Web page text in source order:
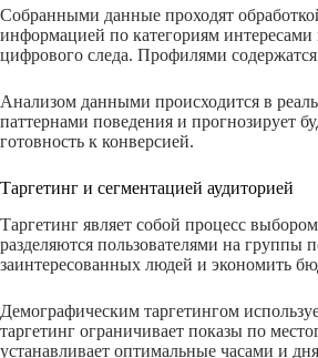
Собранными данные проходят
информацией по категориям
цифрового следа. Профилями
Анализом данными происходится в
паттернами поведения и прогнозирует
готовность к конверсией.
Таргетинг и сегментацией аудиторией
Таргетинг являет собой процесс
разделяются пользователями на группы
заинтересованных людей и экономить
Демографическим таргетингом
таргетинг ограничивает показы по
устанавливает оптимальные часами и